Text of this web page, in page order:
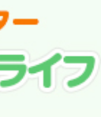
駆けつけその